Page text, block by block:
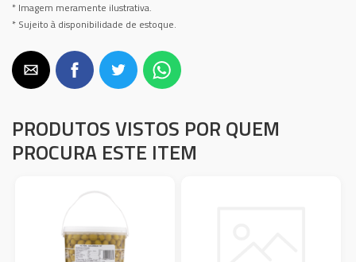
* Imagem meramente ilustrativa.
* Sujeito à disponibilidade de estoque.
PRODUTOS VISTOS POR QUEM
PROCURA ESTE ITEM